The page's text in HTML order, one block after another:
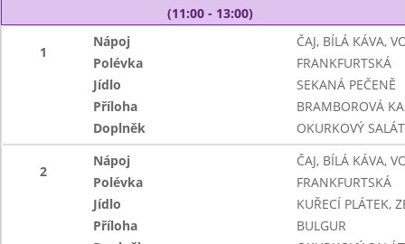
(11:00 - 13:00)
1
Nápoj
ČAJ, BÍLÁ KÁVA,
Polévka
FRANKFURTSKÁ
Jídlo
SEKANÁ PEČENĚ
Příloha
BRAMBOROVÁ
Doplněk
OKURKOVÝ SALÁT
2
Nápoj
ČAJ, BÍLÁ KÁVA,
Polévka
FRANKFURTSKÁ
Jídlo
KUŘECÍ PLÁTEK,
Příloha
BULGUR